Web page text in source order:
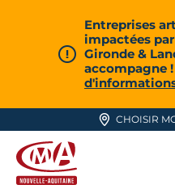
Entreprises
impactées
Gironde &
accompagne !
CHOISIR